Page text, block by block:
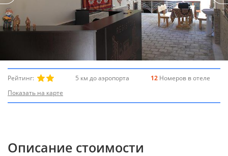
Рейтинг: 5 км до аэропорта 12 Номеров в отеле
Показать на карте
Описание стоимости